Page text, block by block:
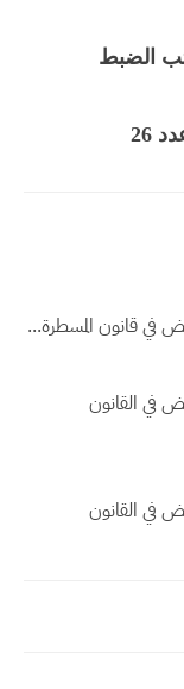
الضبط
في قانون المسطرة...
في القانون
في القانون